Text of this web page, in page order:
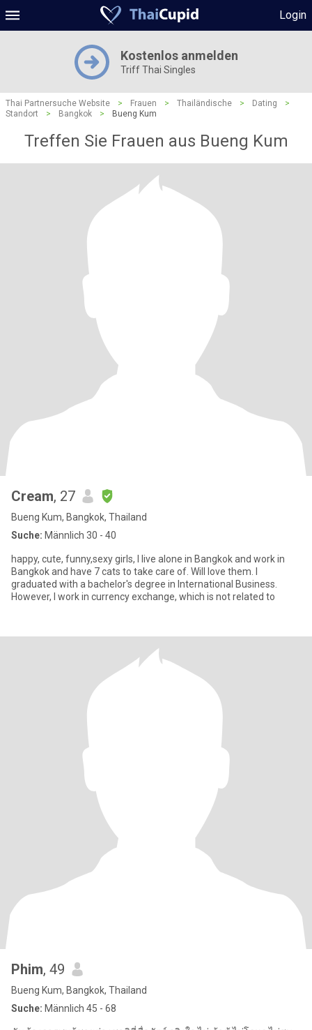
Login
Kostenlos anmelden
Triff Thai Singles
Thai Partnersuche Website > Frauen > Thailändische > Dating
>
Standort
> Bangkok > Bueng Kum
Treffen Sie Frauen aus Bueng Kum
Cream, 27
Bueng Kum, Bangkok, Thailand
Suche: Männlich 30 - 40
happy, cute, funny,sexy girls, I live alone in Bangkok and work in
Bangkok and have 7 cats to take care of. Will love them. I
graduated with a bachelor's degree in International Business.
However, I work in currency exchange, which is not related to
Phim, 49
Bueng Kum, Bangkok, Thailand
Suche: Männlich 45 - 68